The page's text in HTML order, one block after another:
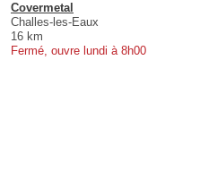
Covermetal
Challes-les-Eaux
16 km
Fermé, ouvre lundi à 8h00